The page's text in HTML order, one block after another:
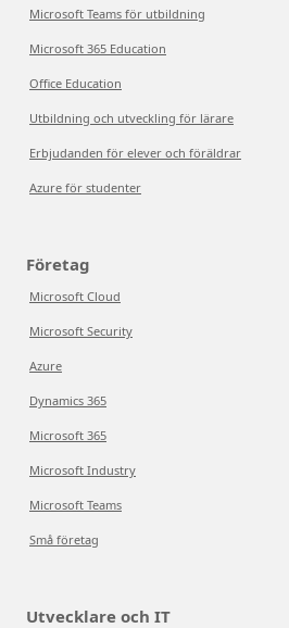
Microsoft Teams för utbildning
Microsoft 365 Education
Office Education
Utbildning och utveckling för lärare
Erbjudanden för elever och föräldrar
Azure för studenter
Företag
Microsoft Cloud
Microsoft Security
Azure
Dynamics 365
Microsoft 365
Microsoft Industry
Microsoft Teams
Små företag
Utvecklare och IT